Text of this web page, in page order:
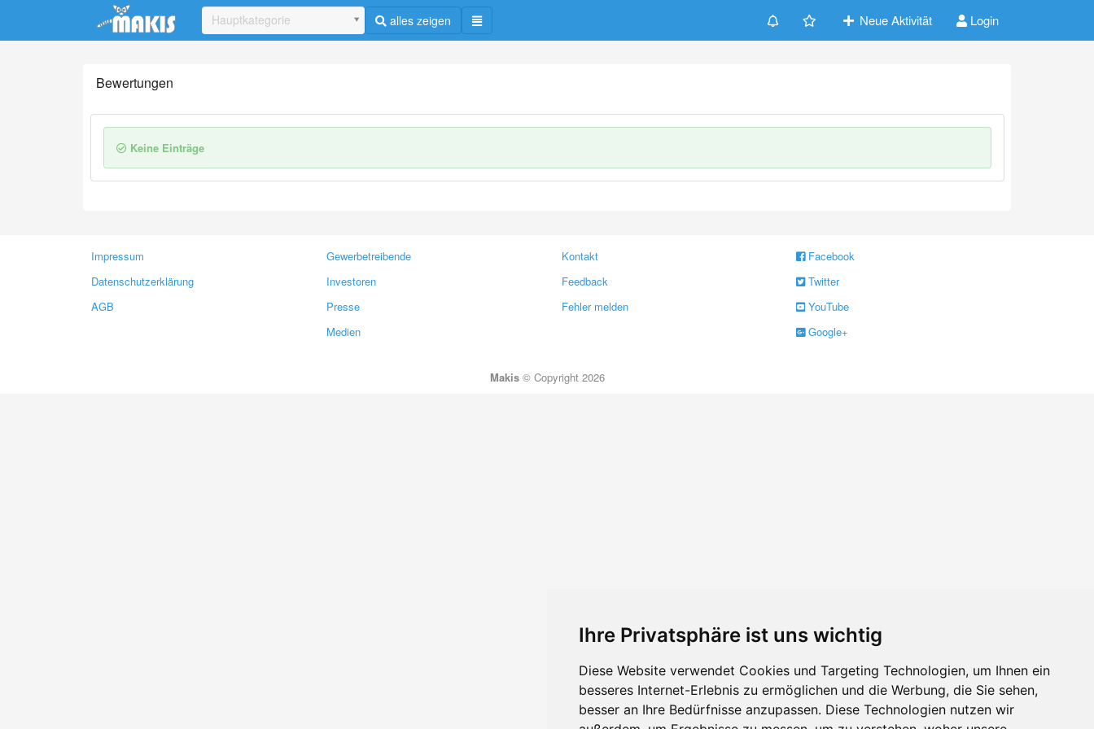
Ihre Privatsphäre ist uns wichtig
Diese Website verwendet Cookies und Targeting Technologien, um Ihnen ein
besseres Internet-Erlebnis zu ermöglichen und die Werbung, die Sie sehen,
besser an Ihre Bedürfnisse anzupassen. Diese Technologien nutzen wir
Update cookies preferences
Hauptkategorie alles zeigen Neue Aktivität Login
Bewertungen
Keine Einträge
Impressum
Datenschutzerklärung
AGB
Gewerbetreibende
Investoren
Presse
Medien
Kontakt
Feedback
Fehler melden
Facebook
Twitter
YouTube
Google+
Makis© Copyright 2026